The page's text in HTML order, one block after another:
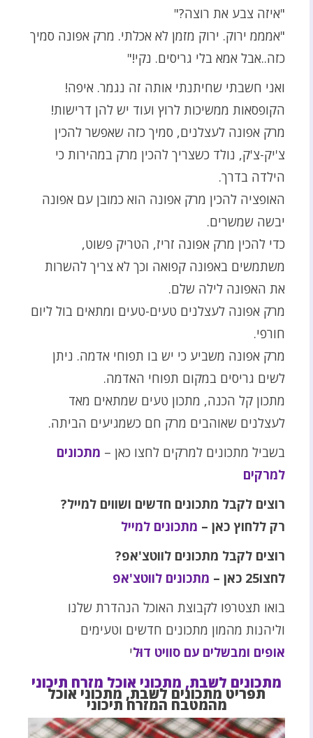
"איזה צבע את רוצה?"
"אמממ ירוק. ירוק מזמן לא אכלתי. מרק אפונה סמיך
כזה..אבל אמא בלי גריסים. נקי!"
ואני חשבתי שחיתנתי אותה זה נגמר. איפה!
הקופסאות ממשיכות לרוץ ועוד יש להן דרישות!
מרק אפונה לעצלנים, סמיך כזה שאפשר להכין
צ'יק-צ'ק, נולד כשצריך להכין מרק במהירות כי
הילדה בדרך.
האופציה להכין מרק אפונה הוא כמובן עם אפונה
יבשה שמשרים.
כדי להכין מרק אפונה זריז, הטריק פשוט,
משתמשים באפונה קפואה וכך לא צריך להשרות
את האפונה לילה שלם.
מרק אפונה לעצלנים טעים-טעים ומתאים בול ליום
חורפי.
מרק אפונה משביע כי יש בו תפוחי אדמה. ניתן
לשים גריסים במקום תפוחי האדמה.
מתכון קל הכנה, מתכון טעים שמתאים מאד
לעצלנים שאוהבים מרק חם כשמגיעים הביתה.
בשביל מתכונים למרקים לחצו כאן – מתכונים
למרקים
רוצים לקבל מתכונים חדשים ושווים למייל?
רק ללחוץ כאן – מתכונים למייל
רוצים לקבל מתכונים לווטצ'אפ?
לחצו25 כאן –
מתכונים לווטצ'אפ
בואו תצטרפו לקבוצת האוכל הנהדרת שלנו
וליהנות מהמון מתכונים חדשים וטעימים
אופים ומבשלים עם סוויט דוּלי
מתכונים לשבת, מתכוני אוכל מזרח תיכוני
תפריט מתכונים לשבת, מתכוני אוכל
מהמטבח המזרח תיכוני